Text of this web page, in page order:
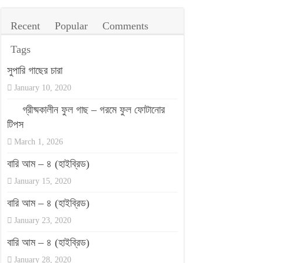
Recent Popular
Comments
Tags
সুপারি গাছের চারা
January 10, 2020
গ্রীষ্মকালীন ফুল গাছ – গরমে ফুল ফোটানোর
টিপস
March 1, 2026
বারি আম – ৪ (হাইব্রিড)
January 15, 2020
বারি আম – ৪ (হাইব্রিড)
January 23, 2020
বারি আম – ৪ (হাইব্রিড)
January 28, 2020